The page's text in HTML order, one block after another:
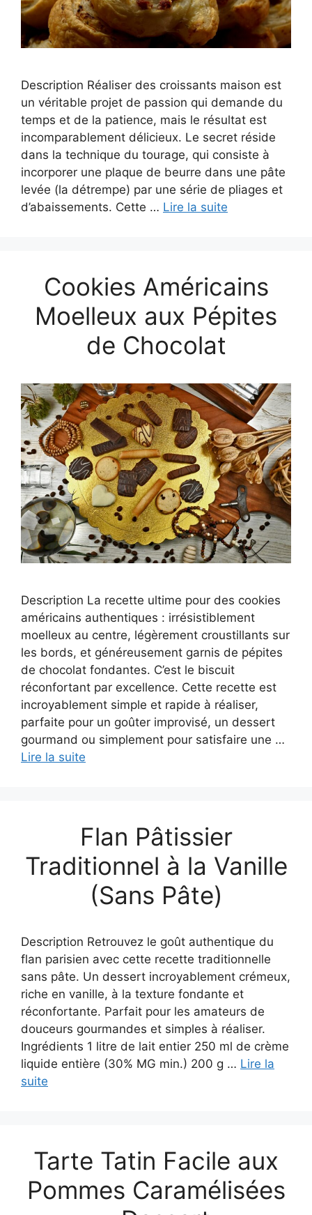
Description Réaliser des croissants maison est
un véritable projet de passion qui demande du
temps et de la patience, mais le résultat est
incomparablement délicieux. Le secret réside
dans la technique du tourage, qui consiste à
incorporer une plaque de beurre dans une pâte
levée (la détrempe) par une série de pliages et
d’abaissements. Cette … Lire la suite
Cookies Américains
Moelleux aux Pépites
de Chocolat
Description La recette ultime pour des cookies
américains authentiques : irrésistiblement
moelleux au centre, légèrement croustillants sur
les bords, et généreusement garnis de pépites
de chocolat fondantes. C’est le biscuit
réconfortant par excellence. Cette recette est
incroyablement simple et rapide à réaliser,
parfaite pour un goûter improvisé, un dessert
gourmand ou simplement pour satisfaire une …
Lire la suite
Flan Pâtissier
Traditionnel à la Vanille
(Sans Pâte)
Description Retrouvez le goût authentique du
flan parisien avec cette recette traditionnelle
sans pâte. Un dessert incroyablement crémeux,
riche en vanille, à la texture fondante et
réconfortante. Parfait pour les amateurs de
douceurs gourmandes et simples à réaliser.
Ingrédients 1 litre de lait entier 250 ml de crème
liquide entière (30% MG min.) 200 g … Lire la
suite
Tarte Tatin Facile aux
Pommes Caramélisées